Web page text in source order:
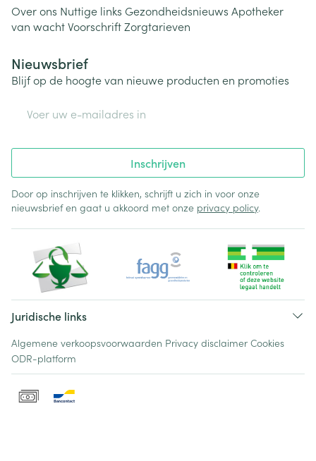
Over ons Nuttige links Gezondheidsnieuws Apotheker
van wachtVoorschriftZorgtarieven
Nieuwsbrief
Blijf op de hoogte van nieuwe producten en promoties
Inschrijven
Door op inschrijven te klikken, schrijft u zich in voor onze
nieuwsbrief en gaat u akkoord met onze privacy policy.
Juridische links
Algemene verkoopsvoorwaarden Privacy disclaimer Cookies
ODR-platform